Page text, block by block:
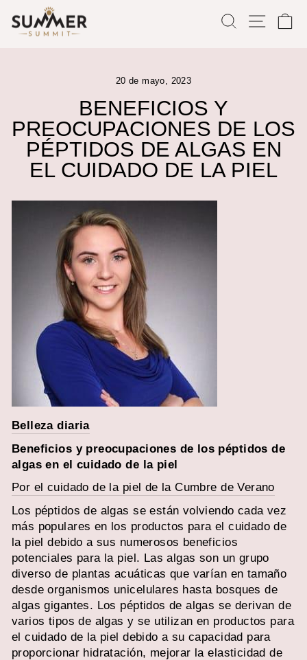
directamente
BUSCAR
20 de mayo, 2023
BENEFICIOS Y
PREOCUPACIONES DE LOS
PÉPTIDOS DE ALGAS EN
EL CUIDADO DE LA PIEL
Belleza diaria
Beneficios y preocupaciones de los péptidos de
algas en el cuidado de la piel
Por el cuidado de la piel de la Cumbre de Verano
Los péptidos de algas se están volviendo cada vez
más populares en los productos para el cuidado de
la piel debido a sus numerosos beneficios
potenciales para la piel. Las algas son un grupo
diverso de plantas acuáticas que varían en tamaño
desde organismos unicelulares hasta bosques de
algas gigantes. Los péptidos de algas se derivan de
varios tipos de algas y se utilizan en productos para
el cuidado de la piel debido a su capacidad para
proporcionar hidratación, mejorar la elasticidad de